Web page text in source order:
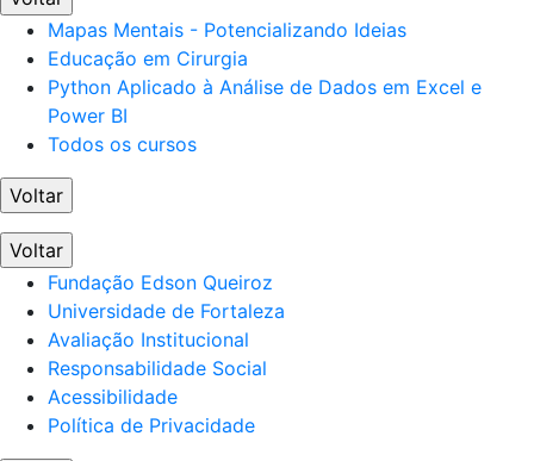
Mapas Mentais - Potencializando Ideias
Educação em Cirurgia
Python Aplicado à Análise de Dados em Excel e
Power BI
Todos os cursos
Voltar
Voltar
Fundação Edson Queiroz
Universidade de Fortaleza
Avaliação Institucional
Responsabilidade Social
Acessibilidade
Política de Privacidade